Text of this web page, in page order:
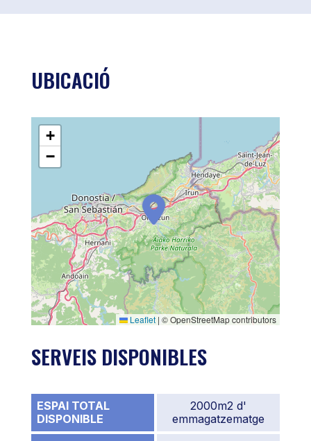
UBICACIÓ
+
−
Leaflet | © OpenStreetMap contributors
SERVEIS DISPONIBLES
ESPAI TOTAL
DISPONIBLE
2000m2 d'
emmagatzematge